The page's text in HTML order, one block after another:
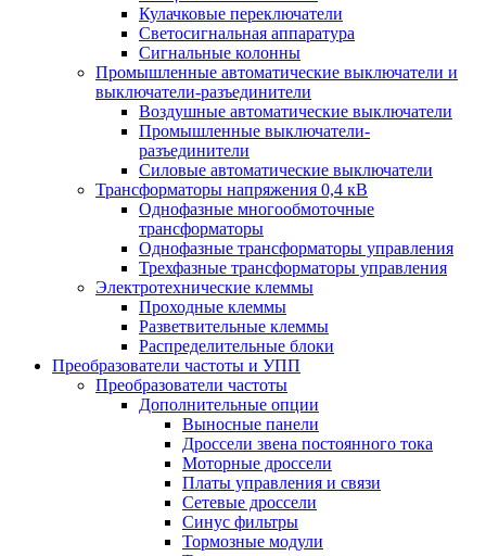
Кулачковые переключатели
Светосигнальная аппаратура
Сигнальные колонны
Промышленные автоматические выключатели и
выключатели-разъединители
Воздушные автоматические выключатели
Промышленные выключатели-
разъединители
Силовые автоматические выключатели
Трансформаторы напряжения 0,4 кВ
Однофазные многообмоточные
трансформаторы
Однофазные трансформаторы управления
Трехфазные трансформаторы управления
Электротехнические клеммы
Проходные клеммы
Разветвительные клеммы
Распределительные блоки
Преобразователи частоты и УПП
Преобразователи частоты
Дополнительные опции
Выносные панели
Дроссели звена постоянного тока
Моторные дроссели
Платы управления и связи
Сетевые дроссели
Синус фильтры
Тормозные модули